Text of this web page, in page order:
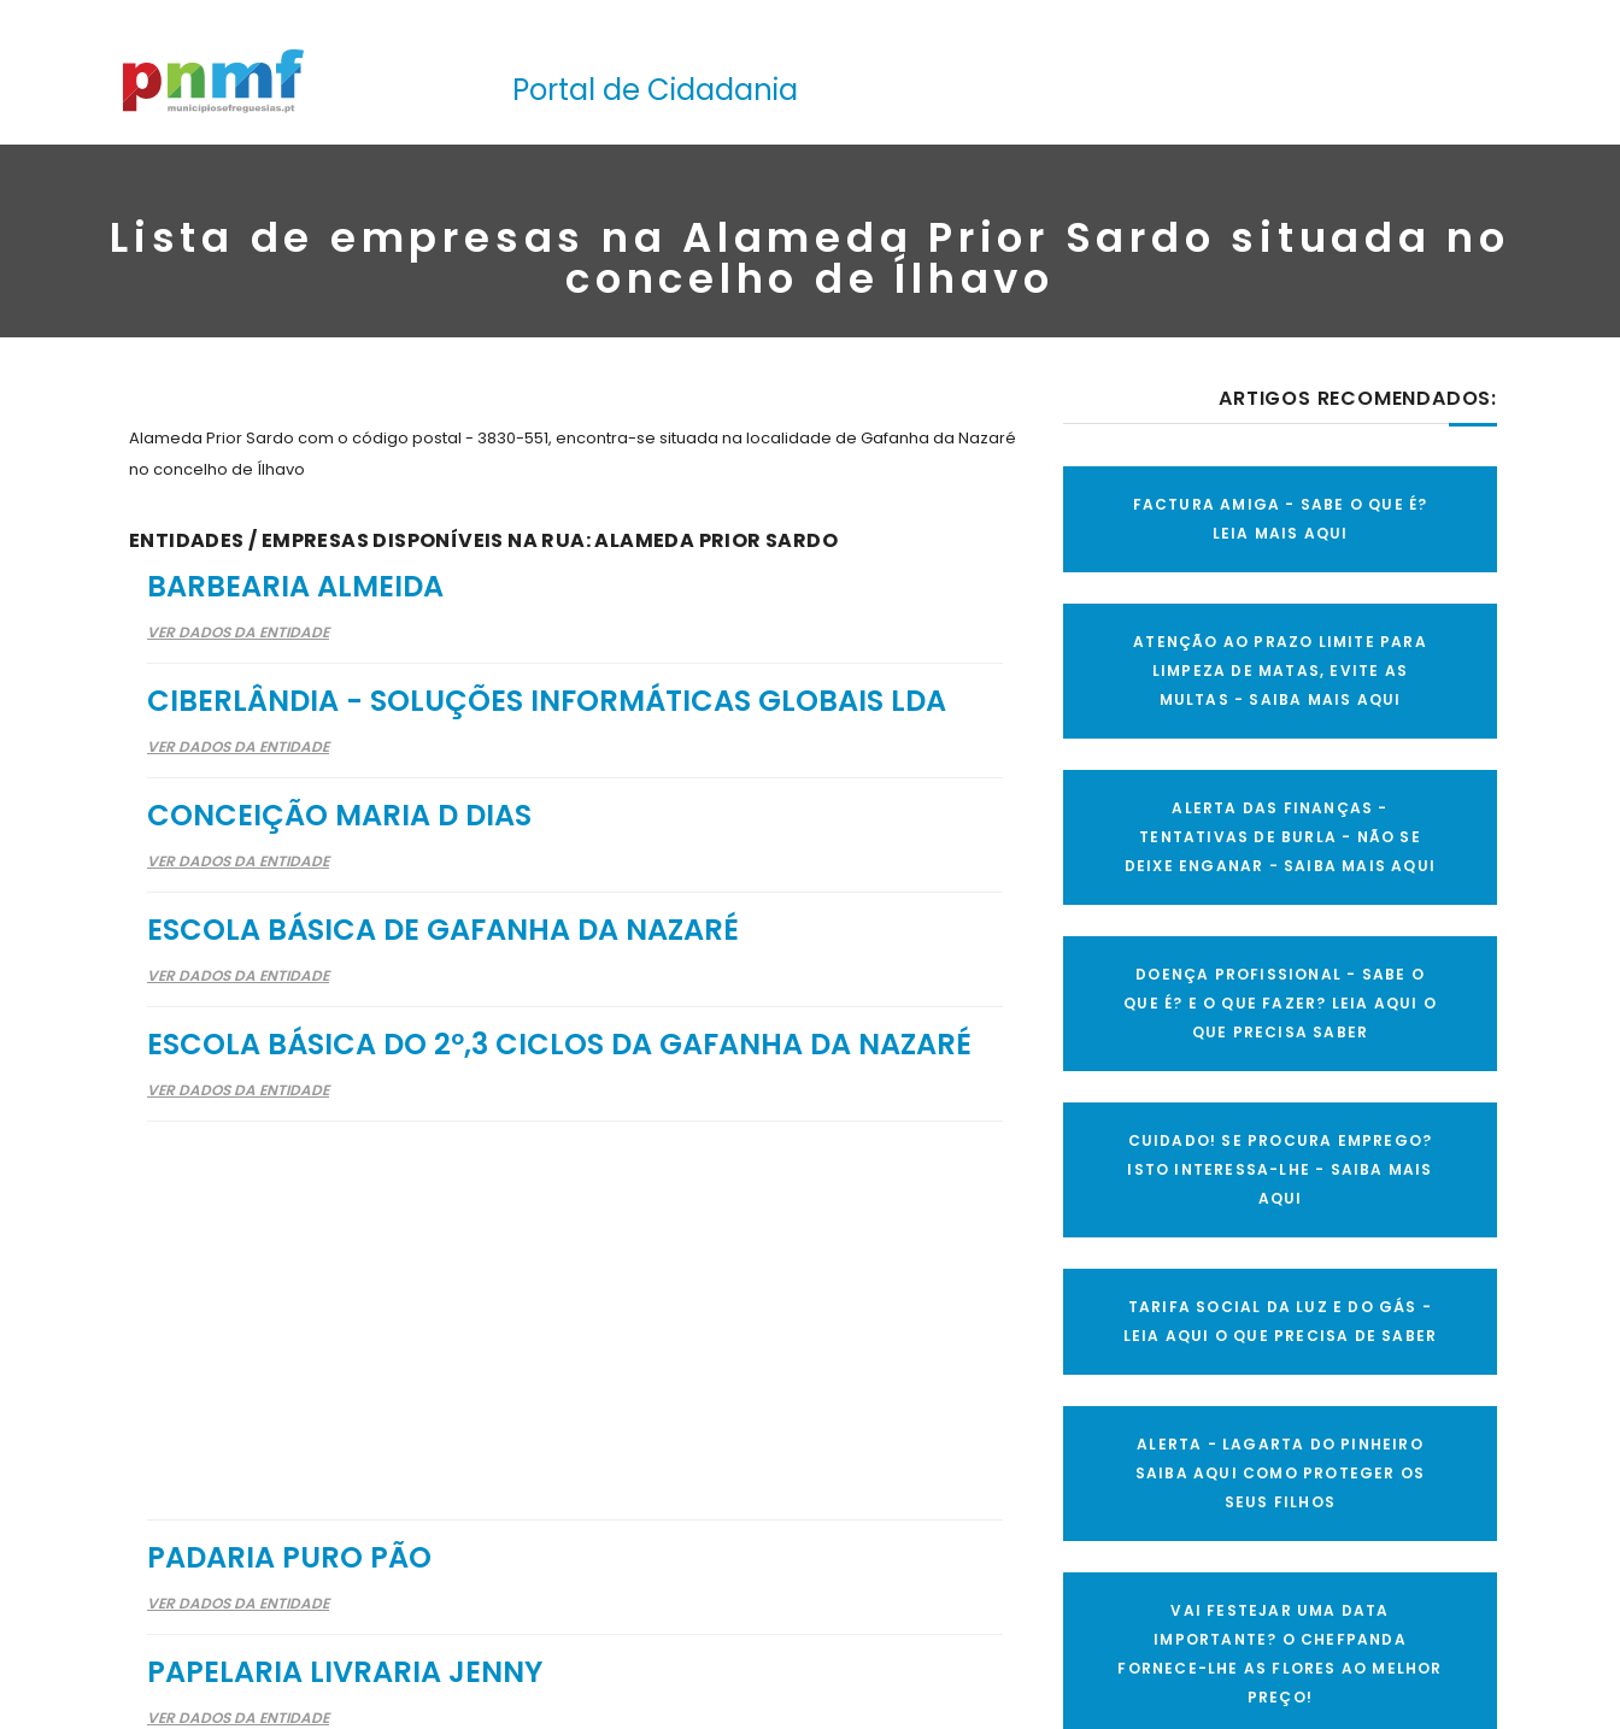
Portal de Cidadania
Lista de empresas na Alameda Prior Sardo situada no
concelho de Ílhavo
Alameda Prior Sardo com o código postal - 3830-551, encontra-se situada na localidade de Gafanha da Nazaré
no concelho de Ílhavo
ENTIDADES / EMPRESAS DISPONÍVEIS NA RUA: ALAMEDA PRIOR SARDO
BARBEARIA ALMEIDA
VER DADOS DA ENTIDADE
CIBERLÂNDIA - SOLUÇÕES INFORMÁTICAS GLOBAIS LDA
VER DADOS DA ENTIDADE
CONCEIÇÃO MARIA D DIAS
VER DADOS DA ENTIDADE
ESCOLA BÁSICA DE GAFANHA DA NAZARÉ
VER DADOS DA ENTIDADE
ESCOLA BÁSICA DO 2º,3 CICLOS DA GAFANHA DA NAZARÉ
VER DADOS DA ENTIDADE
PADARIA PURO PÃO
VER DADOS DA ENTIDADE
PAPELARIA LIVRARIA JENNY
VER DADOS DA ENTIDADE
ARTIGOS RECOMENDADOS:
FACTURA AMIGA - SABE O QUE É?
LEIA MAIS AQUI
ATENÇÃO AO PRAZO LIMITE PARA
LIMPEZA DE MATAS, EVITE AS
MULTAS - SAIBA MAIS AQUI
ALERTA DAS FINANÇAS -
TENTATIVAS DE BURLA - NÃO SE
DEIXE ENGANAR - SAIBA MAIS AQUI
DOENÇA PROFISSIONAL - SABE O
QUE É? E O QUE FAZER? LEIA AQUI O
QUE PRECISA SABER
CUIDADO! SE PROCURA EMPREGO?
ISTO INTERESSA-LHE - SAIBA MAIS
AQUI
TARIFA SOCIAL DA LUZ E DO GÁS -
LEIA AQUI O QUE PRECISA DE SABER
ALERTA - LAGARTA DO PINHEIRO
SAIBA AQUI COMO PROTEGER OS
SEUS FILHOS
VAI FESTEJAR UMA DATA
IMPORTANTE? O CHEFPANDA
FORNECE-LHE AS FLORES AO MELHOR
PREÇO!